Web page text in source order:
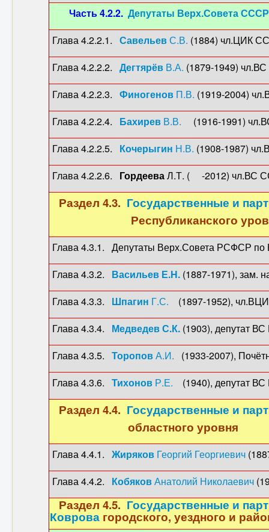
Часть 4.2.2. Депутаты Верх.Совета
Глава 4.2.2.1. СавельевС.В. (1884)
Глава 4.2.2.2. Дегтярёв В.А. (1879-1949)
Глава 4.2.2.3. Финогенов П.В. (1919-2004)
Глава 4.2.2.4. Бахирев В.В. (1916-1991)
Глава 4.2.2.5. Кочерыгин Н.В. (1908-1987)
Глава 4.2.2.6. ГордееваЛ.Т. ( -2012) чл.ВС
Раздел 4.3. Государственные и
Республиканского
Глава 4.3.1. Депутаты Верх.Совета РСФСР по
Глава 4.3.2. Васильев Е.Н. (1887-1971), зам.
Глава 4.3.3. Шпагин Г.С. (1897-1952),
Глава 4.3.4. Медведев С.К. (1903), депутат
Глава 4.3.5. ТороповА.И. (1933-2007),
Глава 4.3.6. Тихонов Р.Е. (1940), депутат
Раздел 4.4. Государственные и
областного уровня
Глава 4.4.1. Жиряков Георгий Георгиевич
Глава 4.4.2. КобяковАнатолий Николаевич
Раздел 4.5. Государственные и
Коврова городского, уездного и